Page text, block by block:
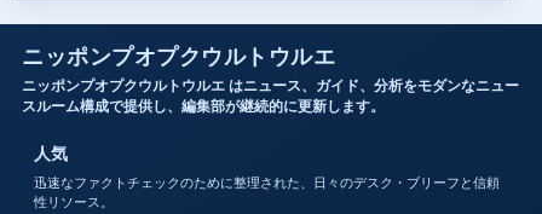
ニッポンプオプクウルトウルエ
ニッポンプオプクウルトウルエ はニュース、ガイド、分析をモダンなニュー
スルーム構成で提供し、編集部が継続的に更新します。
人気
迅速なファクトチェックのために整理された、日々のデスク・ブリーフと信頼
性リソース。